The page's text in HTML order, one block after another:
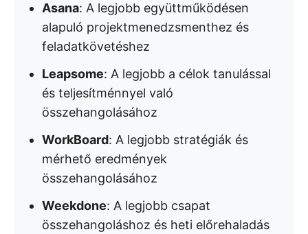
Asana: A legjobb együttműködésen
alapuló projektmenedzsmenthez és
feladatkövetéshez
Leapsome: A legjobb a célok tanulással
és teljesítménnyel való
összehangolásához
WorkBoard: A legjobb stratégiák és
mérhető eredmények
összehangolásához
Weekdone: A legjobb csapat
összehangoláshoz és heti előrehaladás